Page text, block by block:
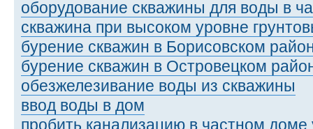
оборудование скважины для воды в
скважина при высоком уровне
бурение скважин в Борисовском
бурение скважин в Островецком
обезжелезивание воды из скважины
ввод воды в дом
пробить канализацию в частном доме